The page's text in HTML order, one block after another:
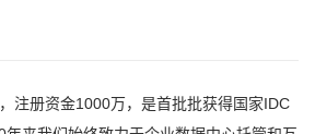
注册资金1000万，是首批批获得国家IDC